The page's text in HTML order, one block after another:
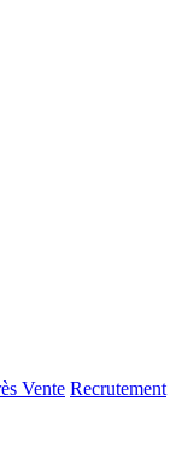
Vente Recrutement